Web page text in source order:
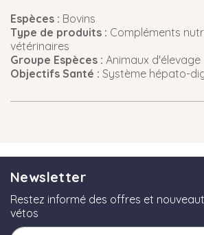
Espèces : Bovins
Type de produits : Compléments
vétérinaires
Groupe Espèces : Animaux d'élevage
Objectifs Santé : Système hépato-
Newsletter
Restez informé des offres et
vétos